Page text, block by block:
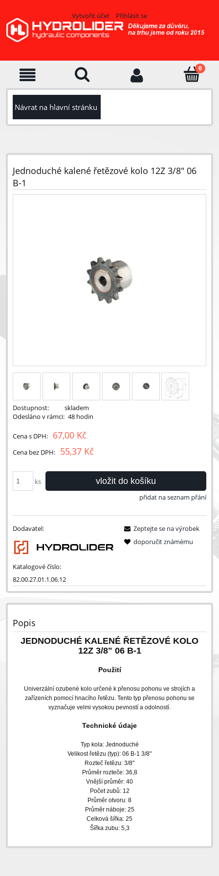
Vytvořit účet Přihlásit se
Návrat na hlavní stránku
Jednoduché kalené řetězové kolo 12Z 3/8" 06
B-1
Dostupnost:
skladem
Odesláno v rámci: 48 hodin
Cena s DPH: 67,00 Kč
Cena bez DPH: 55,37 Kč
ks vložit do košíku
přidat na seznam přání
Dodavatel:
Katalogové číslo:
82.00.27.01.1.06.12
Zeptejte se na výrobek
doporučit známému
Popis
JEDNODUCHÉ KALENÉ ŘETĚZOVÉ KOLO
12Z 3/8" 06 B-1
Použití
Univerzální ozubené kolo určené k přenosu pohonu ve strojích a
zařízeních pomocí hnacího řetězu. Tento typ přenosu pohonu se
vyznačuje velmi vysokou pevností a odolností.
Technické údaje
Typ kola: Jednoduché
Velikost řetězu (typ): 06 B-1 3/8"
Rozteč řetězu: 3/8"
Průměr rozteče: 36,8
Vnější průměr: 40
Počet zubů: 12
Průměr otvoru: 8
Průměr náboje: 25
Celková šířka: 25
Šířka zubu: 5,3